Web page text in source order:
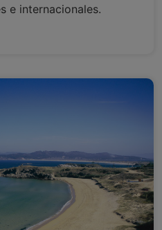
e internacionales.